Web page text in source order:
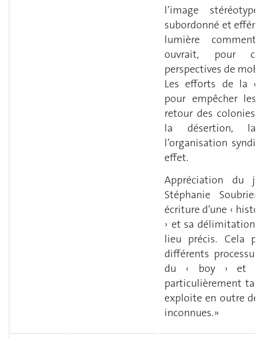
l’image
subordonné et
lumière
ouvrait, pour
perspectives de
Les efforts de la
pour empêcher les
retour des colonies
la désertion, la
l’organisation
effet.
Appréciation du
Stéphanie
écriture d’une ‹
› et sa délimitation
lieu précis. Cela
différents
du ‹ boy › et de
particulièrement
exploite en outre
inconnues.»